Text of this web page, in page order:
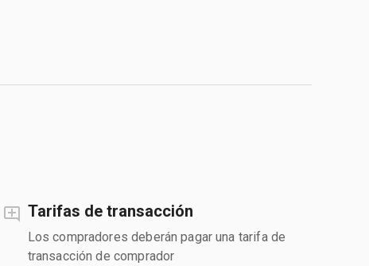
Tarifas de transacción
Los compradores deberán pagar una tarifa de
transacción de comprador